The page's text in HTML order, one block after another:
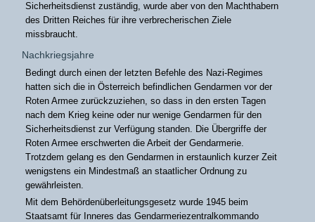
Sicherheitsdienst zuständig, wurde aber von den Machthabern
des Dritten Reiches für ihre verbrecherischen Ziele
missbraucht.
Nachkriegsjahre
Bedingt durch einen der letzten Befehle des Nazi-Regimes
hatten sich die in Österreich befindlichen Gendarmen vor der
Roten Armee zurückzuziehen, so dass in den ersten Tagen
nach dem Krieg keine oder nur wenige Gendarmen für den
Sicherheitsdienst zur Verfügung standen. Die Übergriffe der
Roten Armee erschwerten die Arbeit der Gendarmerie.
Trotzdem gelang es den Gendarmen in erstaunlich kurzer Zeit
wenigstens ein Mindestmaß an staatlicher Ordnung zu
gewährleisten.
Mit dem Behördenüberleitungsgesetz wurde 1945 beim
Staatsamt für Inneres das Gendarmeriezentralkommando